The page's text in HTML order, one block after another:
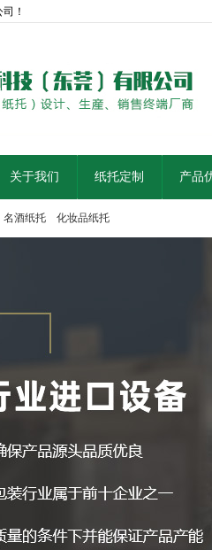
！
关于我们 纸托定制 产品
名酒纸托 化妆品纸托